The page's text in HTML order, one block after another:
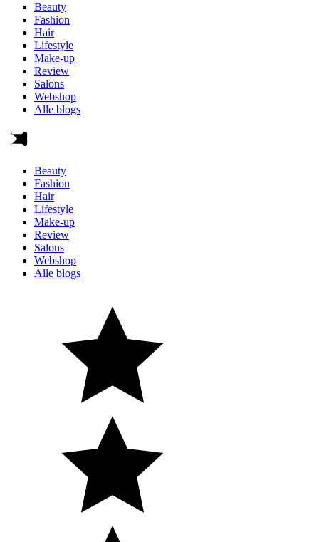
Beauty
Fashion
Hair
Lifestyle
Make-up
Review
Salons
Webshop
Alle blogs
Beauty
Fashion
Hair
Lifestyle
Make-up
Review
Salons
Webshop
Alle blogs